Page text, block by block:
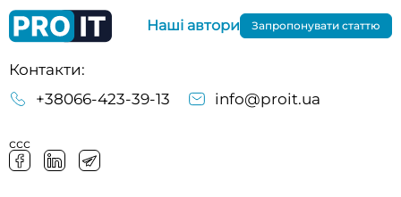
Контакти:
+38066-423-39-13
info@proit.ua
ссс
Наші автори Запропонувати статтю